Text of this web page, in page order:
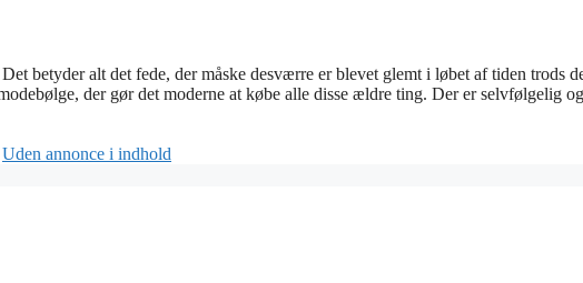
betyder alt det fede, der måske desværre er blevet glemt i løbet af tiden trods
der gør det moderne at købe alle disse ældre ting. Der er selvfølgelig
Uden annonce i indhold